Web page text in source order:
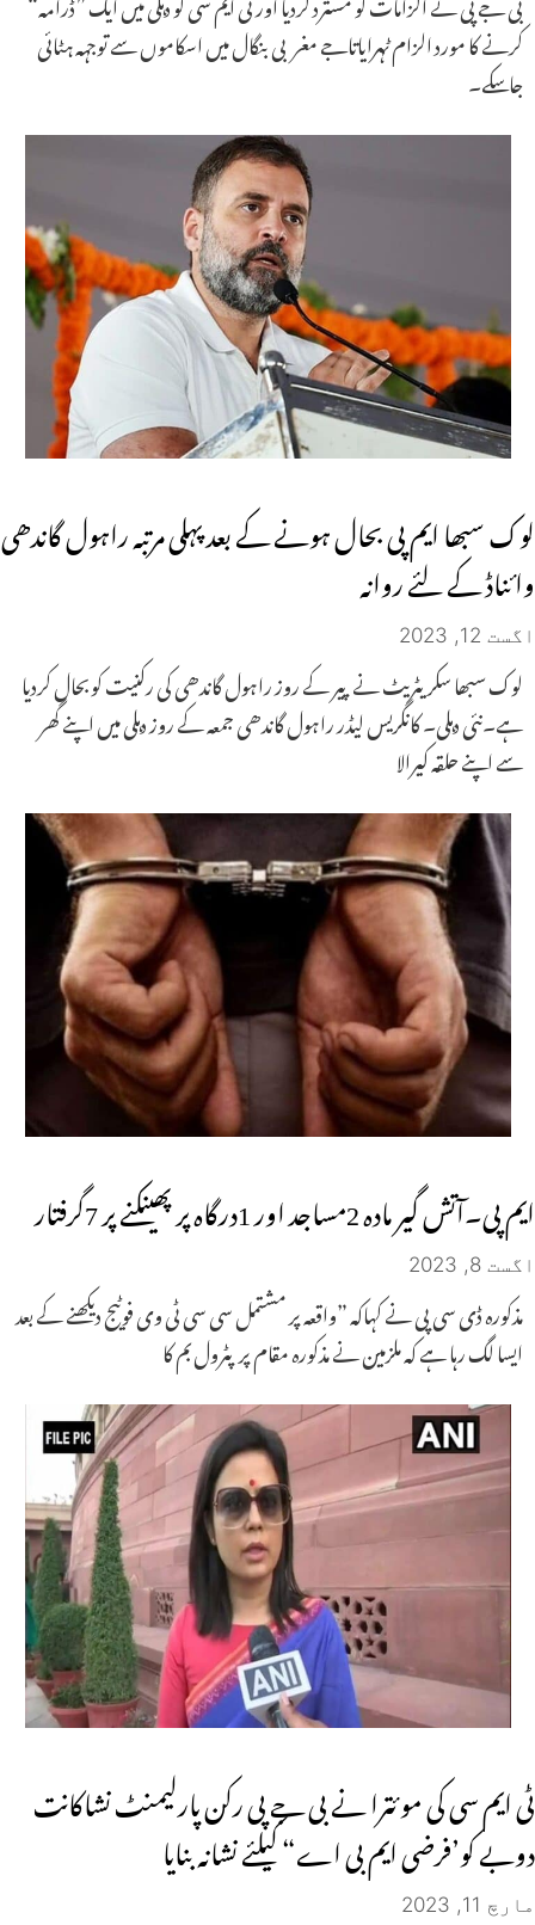
کرنے کا مورد الزام ٹہرایاتاجے مغربی بنگال میں اسکاموں سے توجہہ ہٹائی
جاسکے۔
لوک سبھا ایم پی بحال ہونے کے بعد پہلی مرتبہ راہول گاندھی
وائناڈ کے لئے روانہ
اگست 12, 2023
لوک سبھا سکریٹریٹ نے پیر کے روز راہول گاندھی کی رکنیت کوبحال کردیا
ہے۔نئی دہلی۔ کانگریس لیڈر راہول گاندھی جمعہ کے روز دہلی میں اپنے گھر
سے اپنے حلقہ کیرالا
ایم پی۔آتش گیر مادہ 2مساجد اور 1درگاہ پر پھینکنے پر 7گرفتار
اگست 8, 2023
مذکورہ ڈی سی پی نے کہاکہ ”واقعہ پر مشتمل سی سی ٹی وی فوٹیج دیکھنے کے بعد
ایسا لگ رہا ہے کہ ملزمین نے مذکورہ مقام پر پٹرول بم کا
ٹی ایم سی کی موئترا نے بی جے پی رکن پارلیمنٹ نشاکانت
دوبے کو’فرضی ایم بی اے“ کیلئے نشانہ بنایا
مارچ 11, 2023